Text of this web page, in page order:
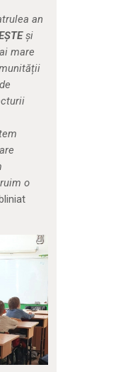
an
și
mare
o